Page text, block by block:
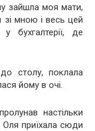
зайшла моя мати,
зі мною і весь цей
бухгалтерії, де
столу, поклала
йому в очі.
настільки
приїхала сюди